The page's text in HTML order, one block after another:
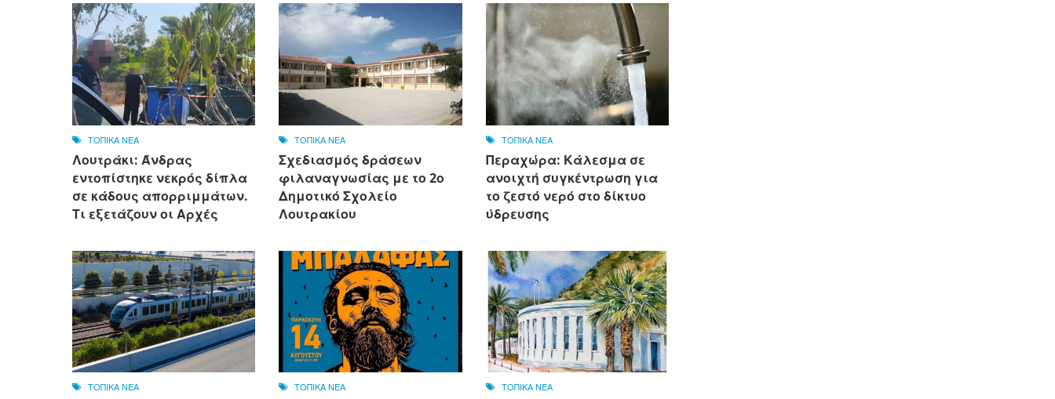
ΤΟΠΙΚΑ ΝΕΑ
Λουτράκι: Άνδρας
εντοπίστηκε νεκρός δίπλα
σε κάδους απορριμμάτων.
Τι εξετάζουν οι Αρχές
ΤΟΠΙΚΑ ΝΕΑ
Σχεδιασμός δράσεων
φιλαναγνωσίας με το 2ο
Δημοτικό Σχολείο
Λουτρακίου
ΤΟΠΙΚΑ ΝΕΑ
Περαχώρα: Κάλεσμα σε
ανοιχτή συγκέντρωση για
το ζεστό νερό στο δίκτυο
ύδρευσης
ΤΟΠΙΚΑ ΝΕΑ ΤΟΠΙΚΑ ΝΕΑ ΤΟΠΙΚΑ ΝΕΑ